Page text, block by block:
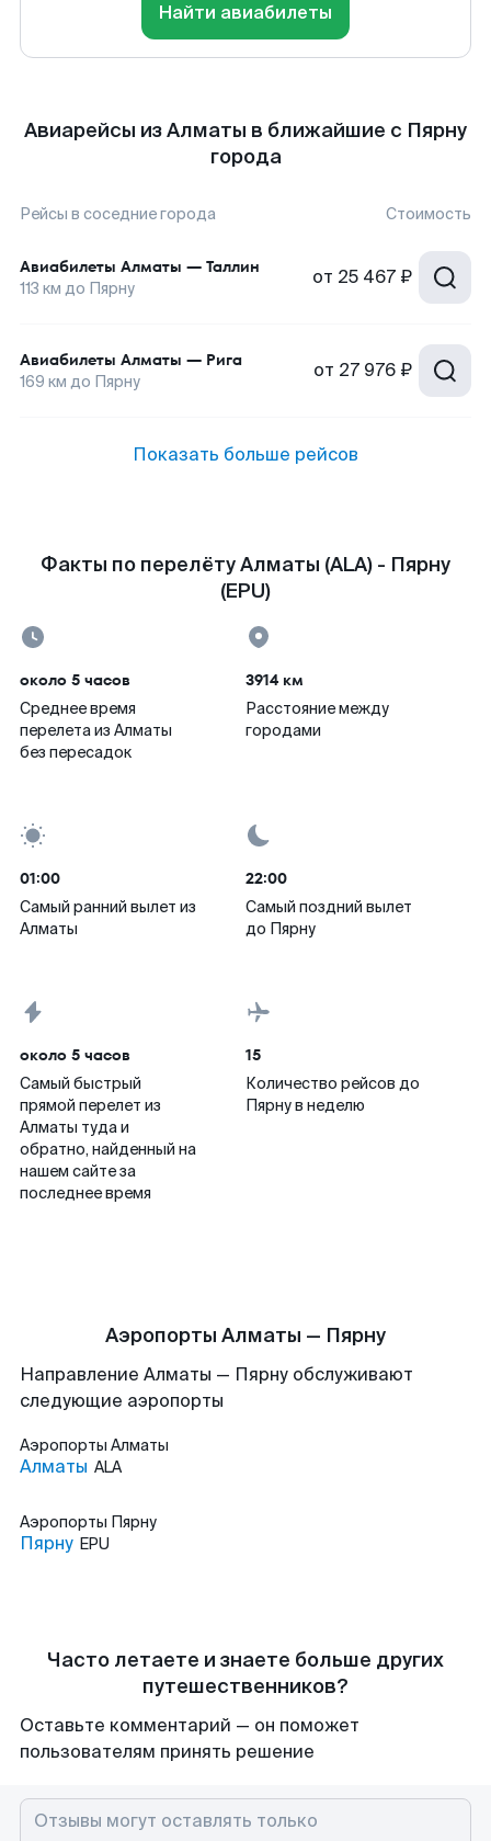
Найти авиабилеты
Авиарейсы из Алматы в ближайшие с Пярну
города
Рейсы в соседние города Стоимость
Авиабилеты Алматы — Таллин
113 км до Пярну от 25 467 ₽
Авиабилеты Алматы — Рига
169 км до Пярну от 27 976 ₽
Показать больше рейсов
Факты по перелёту Алматы (ALA) - Пярну
(EPU)
около 5 часов
Среднее время
перелета из Алматы
без пересадок
3914 км
Расстояние между
городами
01:00
Самый ранний вылет из
Алматы
22:00
Самый поздний вылет
до Пярну
около 5 часов
Самый быстрый
прямой перелет из
Алматы туда и
обратно, найденный на
нашем сайте за
последнее время
15
Количество рейсов до
Пярну в неделю
Аэропорты Алматы — Пярну
Направление Алматы — Пярну обслуживают
следующие аэропорты
Аэропорты Алматы
Алматы ALA
Аэропорты Пярну
Пярну EPU
Часто летаете и знаете больше других
путешественников?
Оставьте комментарий — он поможет
пользователям принять решение